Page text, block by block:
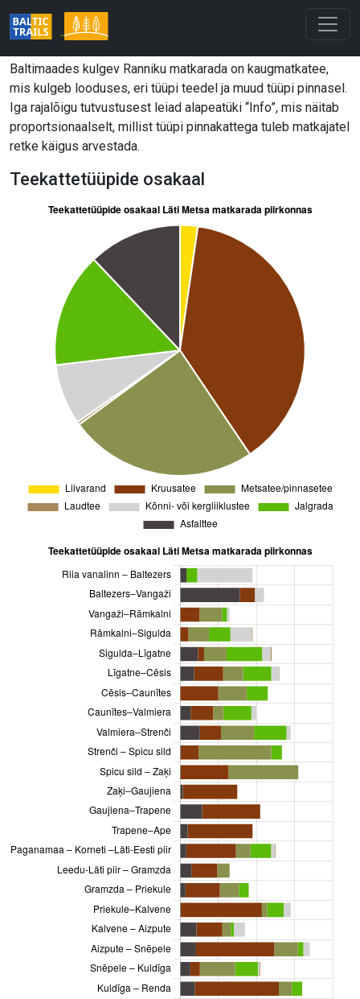
Baltimaades kulgev Ranniku matkarada on kaugmatkatee,
mis kulgeb looduses, eri tüüpi teedel ja muud tüüpi pinnasel.
Iga rajalõigu tutvustusest leiad alapeatüki “Info”, mis näitab
proportsionaalselt, millist tüüpi pinnakattega tuleb matkajatel
retke käigus arvestada.
Teekattetüüpide osakaal